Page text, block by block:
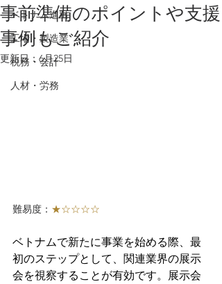
ベトナム進出
工場・製造業
税務・会計
人材・労務
事前準備のポイントや支援
事例もご紹介
更新日： 6月25日
難易度： ★☆☆☆☆
ベトナムで新たに事業を始める際、最
初のステップとして、関連業界の展示
会を視察することが有効です。展示会